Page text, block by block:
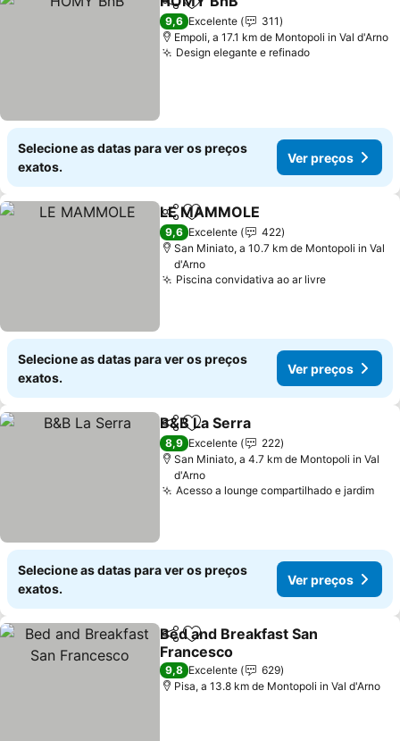
PartilharAdicionar aos favoritos
9,6 Excelente
311
Empoli, a 17.1 km de Montopoli in Val d'Arno
Design elegante e refinadoVer preços
Selecione as datas para ver os preços
exatos.
Ver preços
PartilharAdicionar aos favoritos
LE MAMMOLE
9,6 Excelente
422
San Miniato, a 10.7 km de Montopoli in Val
d'Arno
Piscina convidativa ao ar livreVer preços
Selecione as datas para ver os preços
exatos.
Ver preços
PartilharAdicionar aos favoritos
B&B La Serra
8,9 Excelente
222
San Miniato, a 4.7 km de Montopoli in Val
d'Arno
Acesso a lounge compartilhado e jardim
Selecione as datas para ver os preços
exatos.
Ver preços
PartilharAdicionar aos favoritos
Bed and Breakfast San
Francesco
Ver preços
9,8 Excelente
629
Pisa, a 13.8 km de Montopoli in Val d'Arno